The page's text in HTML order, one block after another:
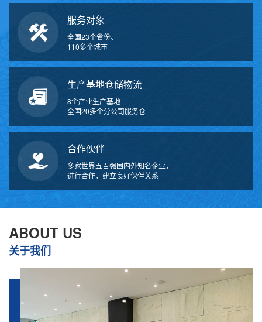
服务对象
全国23个省份、
110多个城市
生产基地仓储物流
8个产业生产基地
全国20多个分公司服务仓
合作伙伴
多家世界五百强国内外知名企业，
进行合作，建立良好伙伴关系
ABOUT US
关于我们